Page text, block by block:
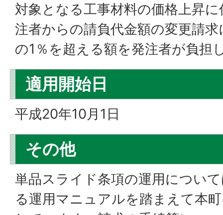
対象となる工事材料の価格上昇
注者からの請負代金額の変更請
の1％を超える額を発注者が負担
適用開始日
平成20年10月1日
その他
単品スライド条項の運用につい
る運用マニュアルを踏まえて本